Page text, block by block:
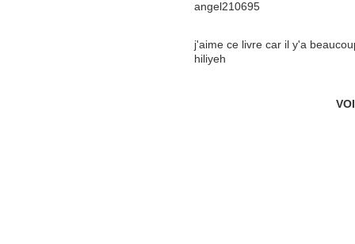
angel210695
j'aime ce livre car il y'a
hiliyeh